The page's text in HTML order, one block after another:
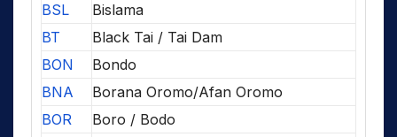
BSL
Bislama
BT
Black Tai / Tai Dam
BON
Bondo
BNA
Borana Oromo/Afan Oromo
BOR
Boro / Bodo